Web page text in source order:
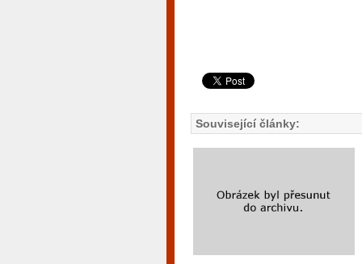
Související články: